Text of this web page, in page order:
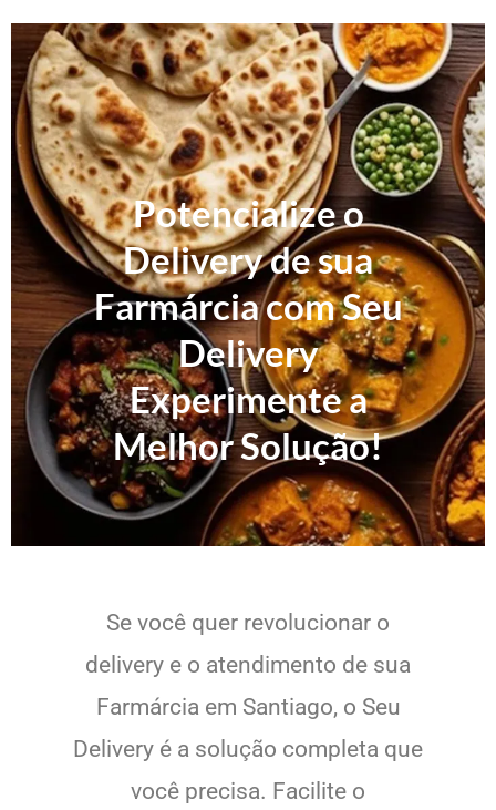
Potencialize o
Delivery de sua
Farmárcia com Seu
Delivery
Experimente a
Melhor Solução!
Se você quer revolucionar o
delivery e o atendimento de sua
Farmárcia em Santiago, o Seu
Delivery é a solução completa que
você precisa. Facilite o